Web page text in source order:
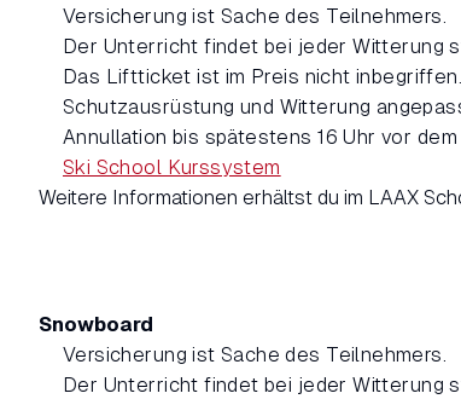
Versicherung ist Sache des Teilnehmers.
Der Unterricht findet bei jeder Witterung
Das Liftticket ist im Preis nicht inbegriffen.
Schutzausrüstung und Witterung
Annullation bis spätestens 16 Uhr vor
Ski School Kurssystem
Weitere Informationen erhältst du im LAAX
Snowboard
Versicherung ist Sache des Teilnehmers.
Der Unterricht findet bei jeder Witterung